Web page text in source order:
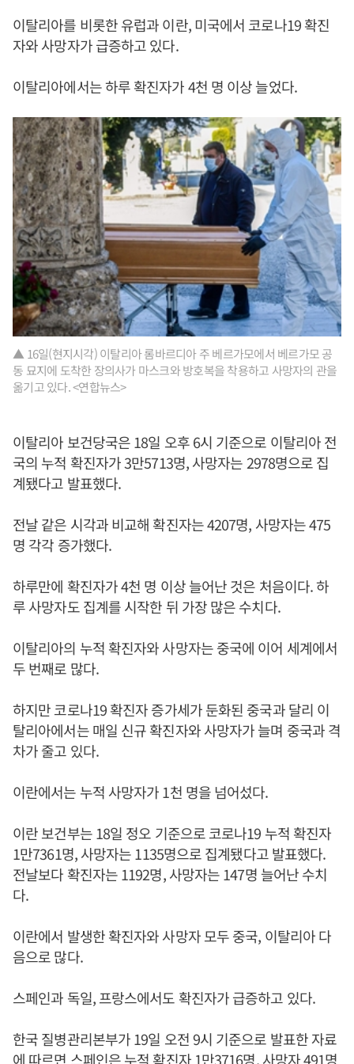
이탈리아를 비롯한 유럽과 이란, 미국에서 코로나19 확진
자와 사망자가 급증하고 있다.
이탈리아에서는 하루 확진자가 4천 명 이상 늘었다.
▲ 16일(현지시각) 이탈리아 롬바르디아 주 베르가모에서 베르가모 공
동 묘지에 도착한 장의사가 마스크와 방호복을 착용하고 사망자의 관을
옮기고 있다. <연합뉴스>
이탈리아 보건당국은 18일 오후 6시 기준으로 이탈리아 전
국의 누적 확진자가 3만5713명, 사망자는 2978명으로 집
계됐다고 발표했다.
전날 같은 시각과 비교해 확진자는 4207명, 사망자는 475
명 각각 증가했다.
하루만에 확진자가 4천 명 이상 늘어난 것은 처음이다. 하
루 사망자도 집계를 시작한 뒤 가장 많은 수치다.
이탈리아의 누적 확진자와 사망자는 중국에 이어 세계에서
두 번째로 많다.
하지만 코로나19 확진자 증가세가 둔화된 중국과 달리 이
탈리아에서는 매일 신규 확진자와 사망자가 늘며 중국과 격
차가 줄고 있다.
이란에서는 누적 사망자가 1천 명을 넘어섰다.
이란 보건부는 18일 정오 기준으로 코로나19 누적 확진자
1만7361명, 사망자는 1135명으로 집계됐다고 발표했다.
전날보다 확진자는 1192명, 사망자는 147명 늘어난 수치
다.
이란에서 발생한 확진자와 사망자 모두 중국, 이탈리아 다
음으로 많다.
스페인과 독일, 프랑스에서도 확진자가 급증하고 있다.
한국 질병관리본부가 19일 오전 9시 기준으로 발표한 자료
에 따르면 스페인은 누적 확진자 1만3716명, 사망자 491명